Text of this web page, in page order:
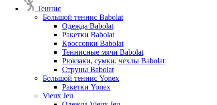
Теннис
Большой теннис Babolat
Одежда Babolat
Ракетки Babolat
Кроссовки Babolat
Теннисные мячи Babolat
Рюкзаки, сумки, чехлы Babolat
Струны Babolat
Большой теннис Yonex
Ракетки Yonex
Vieux Jeu